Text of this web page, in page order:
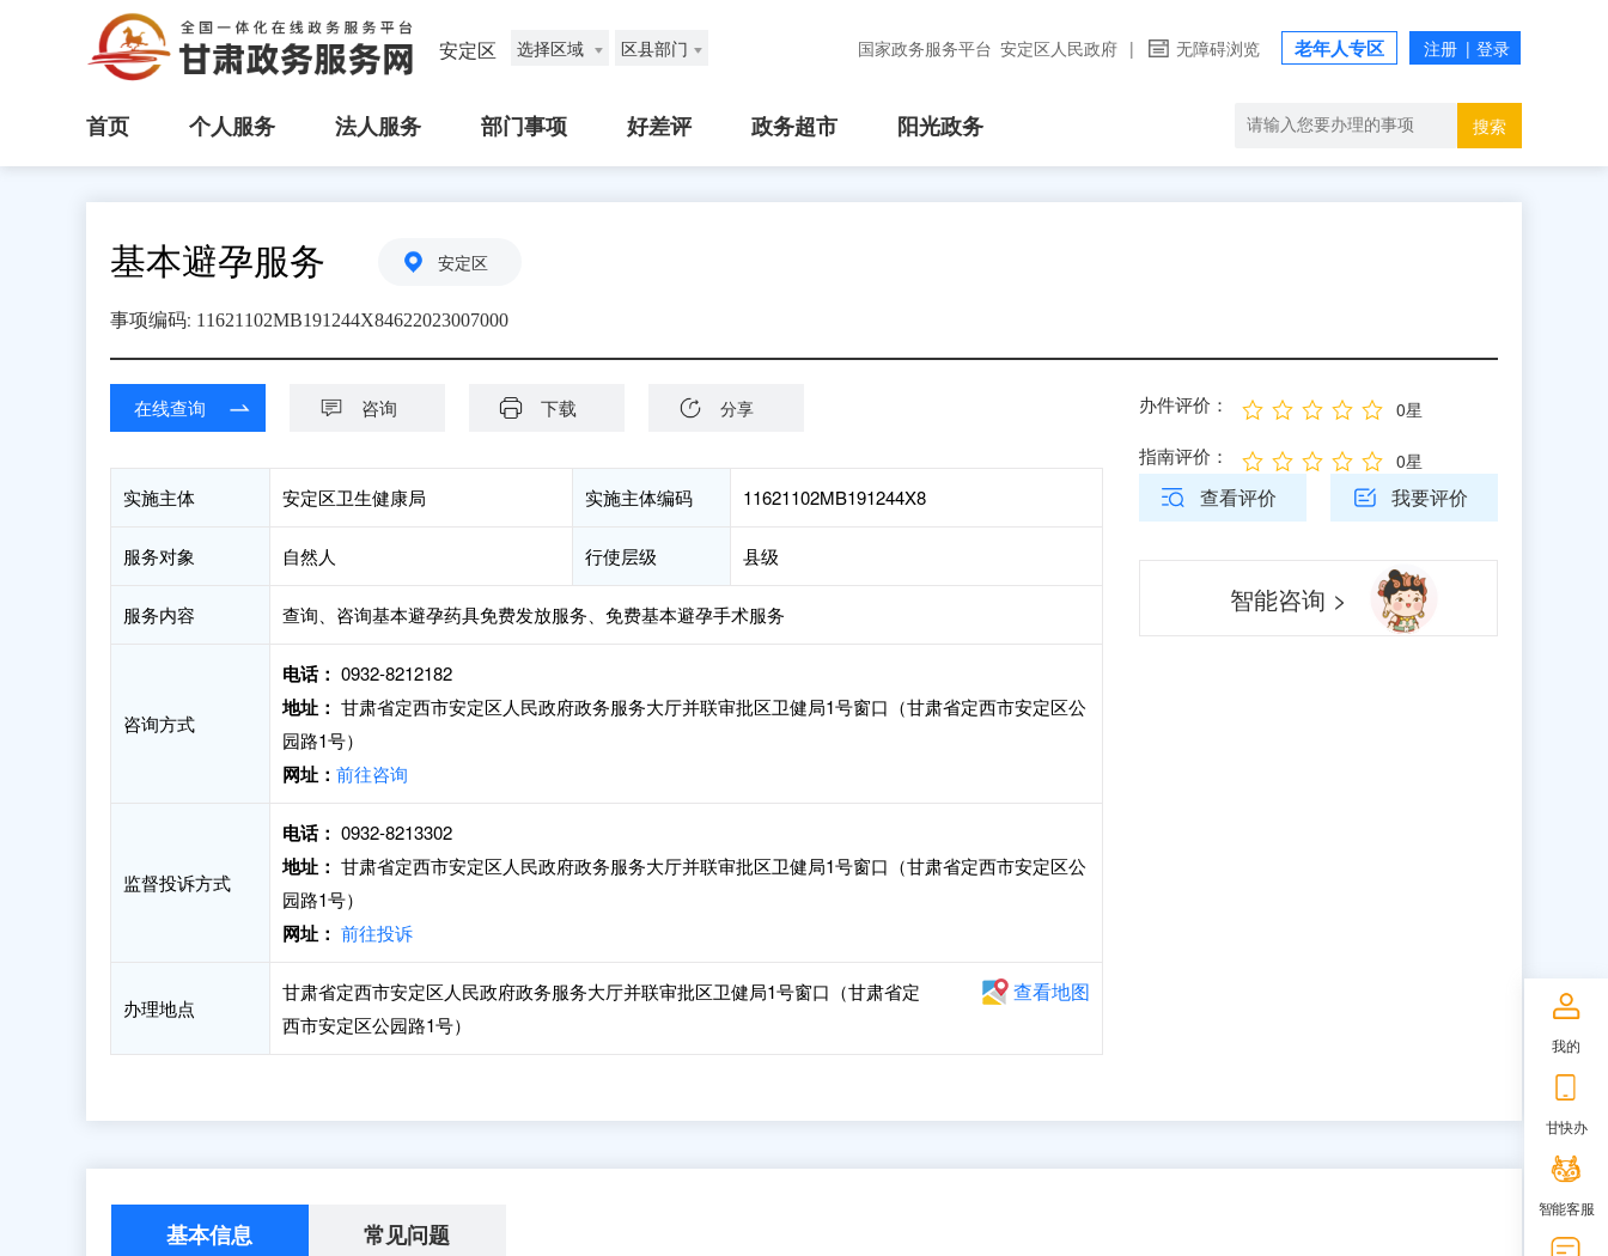
安定区 选择区域 区县部门 国家政务服务平台 安定区人民政府 | 无障碍浏览 老年人专区
首页 个人服务 法人服务 部门事项 好差评 政务超市 阳光政务 搜索
基本避孕服务 安定区
事项编码: 11621102MB191244X84622023007000
在线查询 咨询 下载 分享
实施主体 安定区卫生健康局 实施主体编码 11621102MB191244X8
服务对象 自然人 行使层级 县级
服务内容 查询、咨询基本避孕药具免费发放服务、免费基本避孕手术服务
咨询方式
电话： 0932-8212182
地址： 甘肃省定西市安定区人民政府政务服务大厅并联审批区卫健局1号窗口（甘肃省定西市安定区公
园路1号）
网址： 前往咨询
监督投诉方式
电话： 0932-8213302
地址： 甘肃省定西市安定区人民政府政务服务大厅并联审批区卫健局1号窗口（甘肃省定西市安定区公
园路1号）
网址： 前往投诉
办理地点
甘肃省定西市安定区人民政府政务服务大厅并联审批区卫健局1号窗口（甘肃省定
西市安定区公园路1号）
查看地图
办件评价： 0星
指南评价： 0星
查看评价 我要评价
智能咨询 >
基本信息 常见问题
我的
甘快办
智能客服